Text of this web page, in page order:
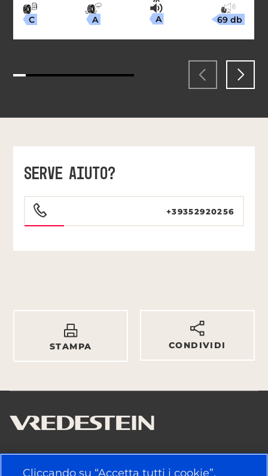
C A A 69 db
SERVE AIUTO?
+39352920256
STAMPA CONDIVIDI
Cliccando su “Accetta tutti i cookie”,